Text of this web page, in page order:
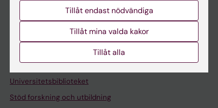
Medarbetare
Medarbetarportalen
Kontakta och besök KI
Universitetsbiblioteket
Stöd forskning och utbildning
Tillåt endast nödvändiga
Tillåt mina valda kakor
Tillåt alla